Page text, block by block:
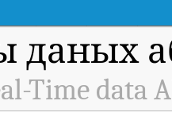
Time data